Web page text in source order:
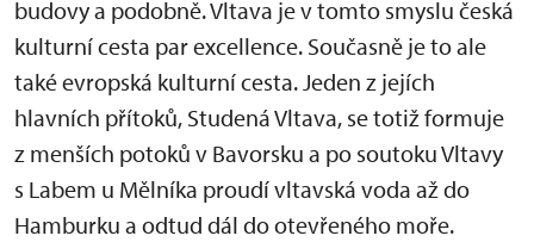
budovy a podobně. Vltava je v tomto smyslu česká
kulturní cesta par excellence. Současně je to ale
také evropská kulturní cesta. Jeden z jejích
hlavních přítoků, Studená Vltava, se totiž formuje
z menších potoků v Bavorsku a po soutoku Vltavy
s Labem u Mělníka proudí vltavská voda až do
Hamburku a odtud dál do otevřeného moře.